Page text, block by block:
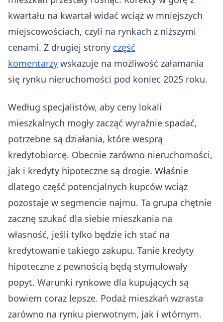
kwartału na kwartał widać wciąż w mniejszych
miejscowościach, czyli na rynkach z niższymi
cenami. Z drugiej strony część
komentarzy wskazuje na możliwość załamania
się rynku nieruchomości pod koniec 2025 roku.
Według specjalistów, aby ceny lokali
mieszkalnych mogły zacząć wyraźnie spadać,
potrzebne są działania, które wesprą
kredytobiorcę. Obecnie zarówno nieruchomości,
jak i kredyty hipoteczne są drogie. Właśnie
dlatego część potencjalnych kupców wciąż
pozostaje w segmencie najmu. Ta grupa chętnie
zacznę szukać dla siebie mieszkania na
własność, jeśli tylko będzie ich stać na
kredytowanie takiego zakupu. Tanie kredyty
hipoteczne z pewnością będą stymulowały
popyt. Warunki rynkowe dla kupujących są
bowiem coraz lepsze. Podaż mieszkań wzrasta
zarówno na rynku pierwotnym, jak i wtórnym.